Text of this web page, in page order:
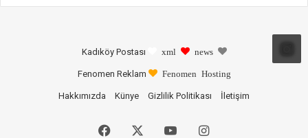
Kadıköy Postası xml news
Fenomen Reklam Fenomen Hosting
Hakkımızda Künye Gizlilik Politikası İletişim
Facebook YouTubeInstagram